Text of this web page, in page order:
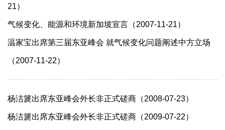
21）
气候变化、能源和环境新加坡宣言（2007-11-21）
温家宝出席第三届东亚峰会 就气候变化问题阐述中方立场
（2007-11-22）
杨洁篪出席东亚峰会外长非正式磋商（2008-07-23）
杨洁篪出席东亚峰会外长非正式磋商（2009-07-22）